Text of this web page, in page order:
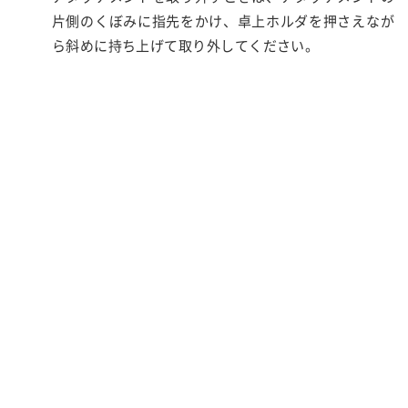
片側のくぼみに指先をかけ、卓上ホルダを押さえなが
ら斜めに持ち上げて取り外してください。